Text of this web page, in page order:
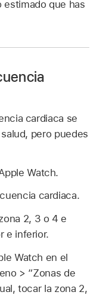
estimado que has
cardiaca se
pero puedes
Watch.
cardiaca.
2, 3 o 4 e
e inferior.
Watch en el
> “Zonas de
tocar la zona 2,